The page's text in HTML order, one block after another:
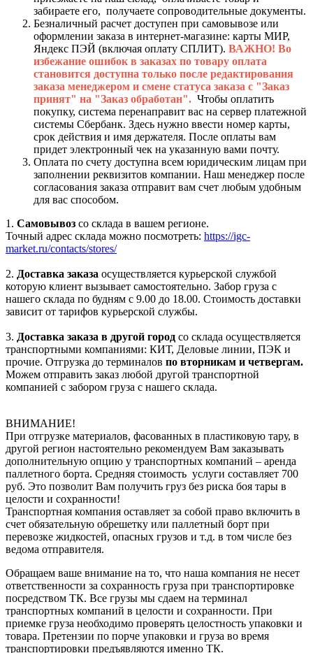
забираете его, получаете сопроводительные документы.
Безналичный расчет доступен при самовывозе или
оформлении заказа в интернет-магазине: карты МИР,
Яндекс ПЭЙ (включая оплату СПЛИТ). ВАЖНО! Во
избежание ошибок в заказах по товару оплата
становится доступна только после редактирования
заказа менеджером и смене статуса заказа с "Заказ
принят" на "Заказ обработан". Чтобы оплатить
покупку, система перенаправит вас на сервер платежной
системы Сбербанк. Здесь нужно ввести номер карты,
срок действия и имя держателя. После оплаты вам
придет электронный чек на указанную вами почту.
Оплата по счету доступна всем юридическим лицам при
заполнении реквизитов компании. Наш менеджер после
согласования заказа отправит вам счет любым удобным
для вас способом.
1. Самовывоз со склада в вашем регионе.
Точный адрес склада можно посмотреть: https://igc-
market.ru/contacts/stores/
2. Доставка заказа осуществляется курьерской службой
которую клиент вызывает самостоятельно. Забор груза с
нашего склада по будням с 9.00 до 18.00. Стоимость доставки
зависит от тарифов курьерской службы.
3. Доставка заказа в другой город со склада осуществляется
транспортными компаниями: КИТ, Деловые линии, ПЭК и
прочие. Отгрузка до терминалов по вторникам и четвергам.
Можем отправить заказ любой другой транспортной
компанией с забором груза с нашего склада.
ВНИМАНИЕ!
При отгрузке материалов, фасованных в пластиковую тару, в
другой регион настоятельно рекомендуем Вам заказывать
дополнительную опцию у транспортных компаний – аренда
паллетного борта. Средняя стоимость услуги составляет 700
руб. Это позволит Вам получить груз без риска боя тары в
целости и сохранности!
Транспортная компания оставляет за собой право включить в
счет обязательную обрешетку или паллетный борт при
перевозке жидкостей, опасных грузов и т.д. в том числе без
ведома отправителя.
Обращаем ваше внимание на то, что наша компания не несет
ответственности за сохранность груза при транспортировке
посредством ТК. Все грузы мы сдаем на терминал
транспортных компаний в целости и сохранности. При
приемке груза необходимо проверять целостность упаковки и
товара. Претензии по порче упаковки и груза во время
транспортировки предъявляются именно ТК.